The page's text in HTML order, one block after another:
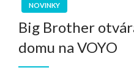
NOVINKY
Big Brother
domu na VOYO